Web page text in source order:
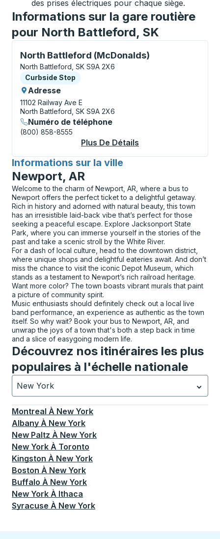
des prises électriques pour chaque siège.
Informations sur la gare routière
pour North Battleford, SK
North Battleford (McDonalds)
Curbside Stop, utilisez les touches fléchées ou la
North Battleford, SK S9A 2X6
Curbside Stop
Curbside Stop
Adresse
11102 Railway Ave E
North Battleford, SK S9A 2X6
Numéro de téléphone
(800) 858-8555
Plus De Détails
Informations sur la ville
pour
Newport, AR
Welcome to the charm of Newport, AR, where a bus to
Newport offers the perfect ticket to a delightful getaway.
Rich in history and adorned with natural beauty, this town
has an irresistible laid-back vibe that’s perfect for those
seeking a peaceful escape. Explore Jacksonport State
Park, where you can immerse yourself in the stories of the
past and take a scenic stroll by the White River.
For a dash of local culture, head to the downtown district,
where unique shops and delightful eateries await. And don’t
miss the chance to visit the iconic Depot Museum, which
stands as a testament to Newport’s rich railroad heritage.
Want more color? The town boasts vibrant murals that paint
a picture of community spirit.
Music enthusiasts should definitely check out a local live
band performance, an experience as authentic as the town
itself. So why wait? Book your bus to Newport, AR, and
unwrap the joys of a town that's both a step back in time
and a slice of easygoing modern life.
Découvrez nos itinéraires les plus
populaires à l'échelle nationale
New York
Actuellement sélectionné: New York.La sélection est
Montreal À New York
Albany À New York
New Paltz À New York
New York À Toronto
Kingston À New York
Boston À New York
Buffalo À New York
New York À Ithaca
Syracuse À New York